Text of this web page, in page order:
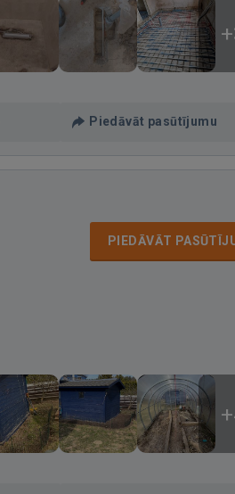
Piedāvāt pasūtījumu
PIEDĀVĀT